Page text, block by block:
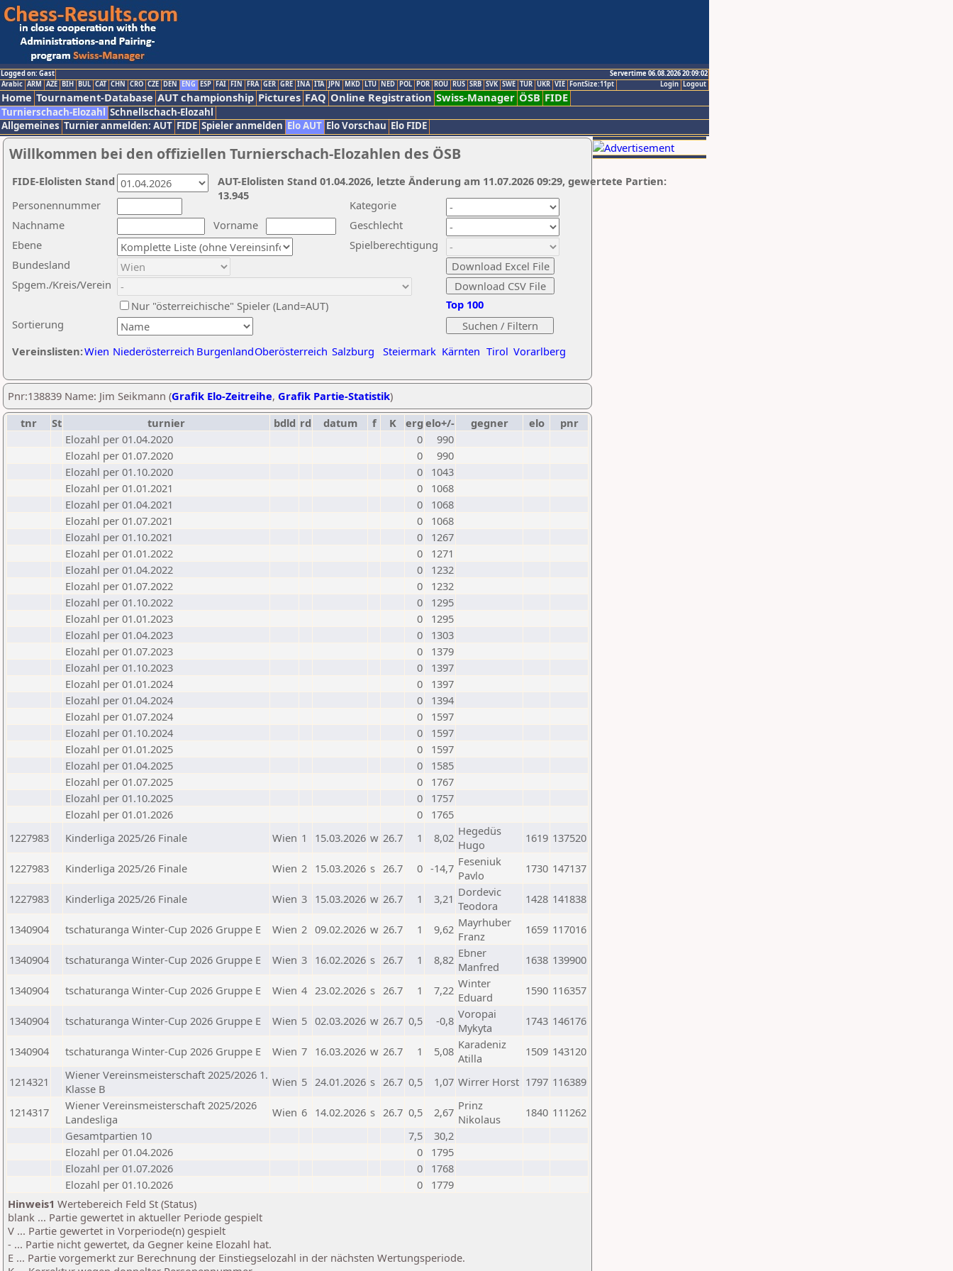
Logged on: Gast
Servertime 06.08.2026 20:09:02
Logout
Login
Arabic ARM AZE BIH BUL CAT CHN CRO CZE DEN ENG ESP FAI FIN FRA GER GRE INA ITA JPN MKD LTU NED POL POR ROU RUS SRB SVK SWE TUR UKR VIE FontSize:11pt
Home Tournament-Database AUT championship Pictures FAQ Online Registration Swiss-Manager ÖSB FIDE
Turnierschach-Elozahl Schnellschach-Elozahl
Allgemeines Turnier anmelden: AUT FIDE Spieler anmelden Elo AUT Elo Vorschau Elo FIDE
Willkommen bei den offiziellen Turnierschach-Elozahlen des ÖSB
Nachname
Vorname
Ebene
Kategorie
Sortierung
Personennummer
Bundesland
Spgem./Kreis/Verein
Geschlecht
Nur "österreichische" Spieler (Land=AUT)
Spielberechtigung
Vereinslisten:Wien Niederösterreich BurgenlandOberösterreich Salzburg Steiermark Kärnten Tirol Vorarlberg
Top 100
AUT-Elolisten Stand 01.04.2026, letzte Änderung am 11.07.2026 09:29, gewertete Partien:
13.945
FIDE-Elolisten Stand
Pnr:138839 Name: Jim Seikmann (Grafik Elo-Zeitreihe, Grafik Partie-Statistik)
tnr
St turnier bdld rd datum f K erg elo+/- gegner elo
pnr
Elozahl per 01.04.2020
0
990
Elozahl per 01.07.2020
0
990
Elozahl per 01.10.2020
0
1043
Elozahl per 01.01.2021
0
1068
Elozahl per 01.04.2021
0
1068
Elozahl per 01.07.2021
0
1068
Elozahl per 01.10.2021
0
1267
Elozahl per 01.01.2022
0
1271
Elozahl per 01.04.2022
0
1232
Elozahl per 01.07.2022
0
1232
Elozahl per 01.10.2022
0
1295
Elozahl per 01.01.2023
0
1295
Elozahl per 01.04.2023
0
1303
Elozahl per 01.07.2023
0
1379
Elozahl per 01.10.2023
0
1397
Elozahl per 01.01.2024
0
1397
Elozahl per 01.04.2024
0
1394
Elozahl per 01.07.2024
0
1597
Elozahl per 01.10.2024
0
1597
Elozahl per 01.01.2025
0
1597
Elozahl per 01.04.2025
0
1585
Elozahl per 01.07.2025
0
1767
Elozahl per 01.10.2025
0
1757
Elozahl per 01.01.2026
0
1765
1227983
Kinderliga 2025/26 Finale Wien 1 15.03.2026 w 26.7 1 8,02 Hegedüs
Hugo
1619 137520
1227983 Kinderliga 2025/26 Finale Wien 2 15.03.2026 s 26.7 0 -14,7 Feseniuk
Pavlo
1730 147137
1227983 Kinderliga 2025/26 Finale Wien 3 15.03.2026 w 26.7 1 3,21 Dordevic
Teodora
1428 141838
1340904 tschaturanga Winter-Cup 2026 Gruppe E Wien 2 09.02.2026 w 26.7 1 9,62 Mayrhuber
Franz
1659 117016
1340904 tschaturanga Winter-Cup 2026 Gruppe E Wien 3 16.02.2026 s 26.7 1 8,82 Ebner
Manfred
1638 139900
1340904 tschaturanga Winter-Cup 2026 Gruppe E Wien 4 23.02.2026 s 26.7 1 7,22 Winter
Eduard
1590 116357
1340904 tschaturanga Winter-Cup 2026 Gruppe E Wien 5 02.03.2026 w 26.7 0,5 -0,8 Voropai
Mykyta
1743 146176
1340904 tschaturanga Winter-Cup 2026 Gruppe E Wien 7 16.03.2026 w 26.7 1 5,08 Karadeniz
Atilla
1509 143120
1214321
Wiener Vereinsmeisterschaft 2025/2026 1.
Klasse B
Wien 5 24.01.2026 s 26.7 0,5 1,07 Wirrer Horst 1797 116389
1214317
Wiener Vereinsmeisterschaft 2025/2026
Landesliga
Wien 6 14.02.2026 s 26.7 0,5 2,67 Prinz
Nikolaus
1840 111262
Gesamtpartien 10
7,5
30,2
Elozahl per 01.04.2026
0
1795
Elozahl per 01.07.2026
0
1768
Elozahl per 01.10.2026
0
1779
Hinweis1 Wertebereich Feld St (Status)
blank ... Partie gewertet in aktueller Periode gespielt
V ... Partie gewertet in Vorperiode(n) gespielt
- ... Partie nicht gewertet, da Gegner keine Elozahl hat.
E ... Partie vorgemerkt zur Berechnung der Einstiegselozahl in der nächsten Wertungsperiode.